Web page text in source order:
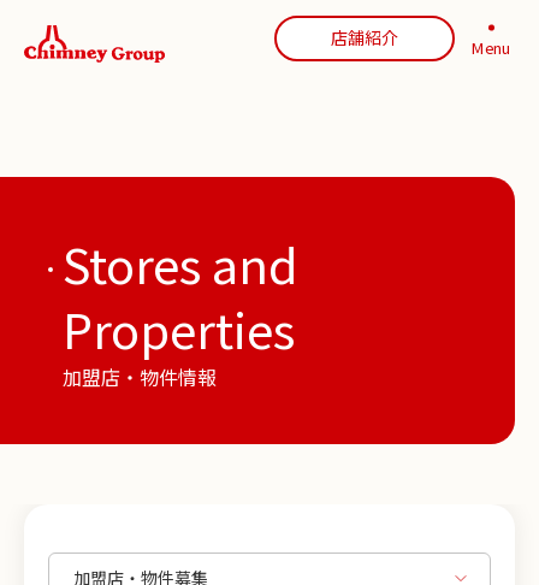
店舗紹介 Menu
Stores and
Properties
加盟店・物件情報